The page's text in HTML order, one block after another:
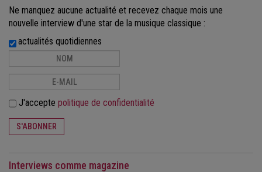
Ne manquez aucune actualité et recevez chaque mois une
nouvelle interview d'une star de la musique classique :
actualités quotidiennes
J'accepte politique de confidentialité
S'ABONNER
Interviews comme magazine